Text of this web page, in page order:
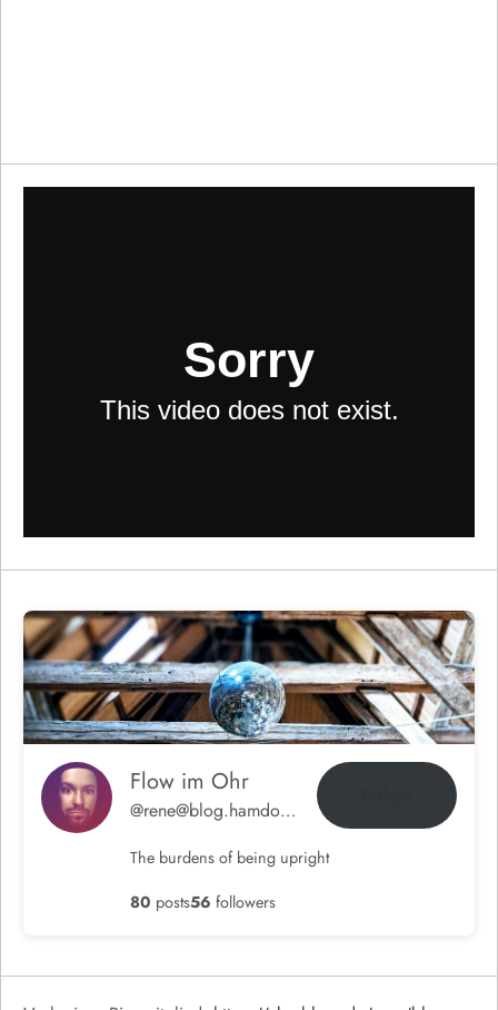
Flow im Ohr
@rene@blog.hamdorf.org
The burdens of being upright
80 posts56 followers